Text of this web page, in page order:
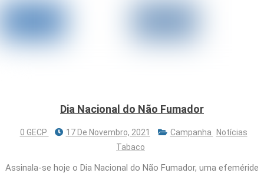
Dia Nacional do Não Fumador
0 GECP 17 De Novembro, 2021 Campanha
Notícias
Tabaco
Assinala-se hoje o Dia Nacional do Não Fumador, uma efeméride